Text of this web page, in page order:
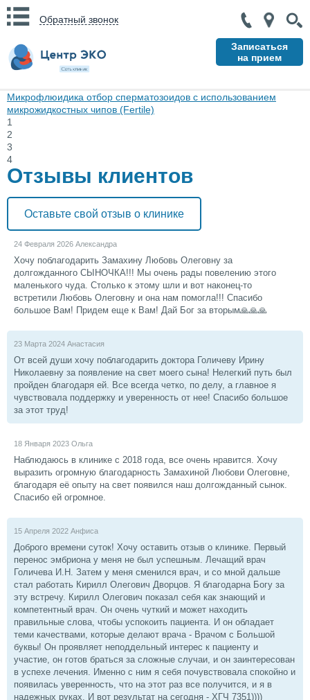
Обратный звонок
Записаться
на прием
Микрофлюидика отбор сперматозоидов с использованием
микрожидкостных чипов (Fertile)
1
2
3
4
Отзывы клиентов
Оставьте свой отзыв о клинике
24 Февраля 2026 Александра
Хочу поблагодарить Замахину Любовь Олеговну за
долгожданного СЫНОЧКА!!! Мы очень рады повелению этого
маленького чуда. Столько к этому шли и вот наконец-то
встретили Любовь Олеговну и она нам помогла!!! Спасибо
большое Вам! Придем еще к Вам! Дай Бог за вторым🙏🙏🙏
23 Марта 2024 Анастасия
От всей души хочу поблагодарить доктора Голичеву Ирину
Николаевну за появление на свет моего сына! Нелегкий путь был
пройден благодаря ей. Все всегда четко, по делу, а главное я
чувствовала поддержку и уверенность от нее! Спасибо большое
за этот труд!
18 Января 2023 Ольга
Наблюдаюсь в клинике с 2018 года, все очень нравится. Хочу
выразить огромную благодарность Замахиной Любови Олеговне,
благодаря её опыту на свет появился наш долгожданный сынок.
Спасибо ей огромное.
15 Апреля 2022 Анфиса
Доброго времени суток! Хочу оставить отзыв о клинике. Первый
перенос эмбриона у меня не был успешным. Лечащий врач
Голичева И.Н. Затем у меня сменился врач, и со мной дальше
стал работать Кирилл Олегович Дворцов. Я благодарна Богу за
эту встречу. Кирилл Олегович показал себя как знающий и
компетентный врач. Он очень чуткий и может находить
правильные слова, чтобы успокоить пациента. И он обладает
теми качествами, которые делают врача - Врачом с Большой
буквы! Он проявляет неподдельный интерес к пациенту и
участие, он готов браться за сложные случаи, и он заинтересован
в успехе лечения. Именно с ним я себя почувствовала спокойно и
появилась уверенность, что на этот раз все получится, и я в
надежных руках. И вот результат на сегодня - ХГЧ 7351))))